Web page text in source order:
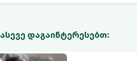
ასევე დაგაინტერესებთ: